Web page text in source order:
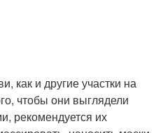
как и другие участки на
чтобы они выглядели
рекомендуется их